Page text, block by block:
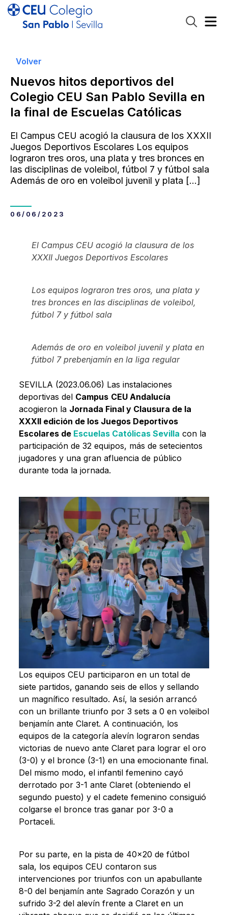
Volver
Nuevos hitos deportivos del
Colegio CEU San Pablo Sevilla en
la final de Escuelas Católicas
El Campus CEU acogió la clausura de los XXXII
Juegos Deportivos Escolares Los equipos
lograron tres oros, una plata y tres bronces en
las disciplinas de voleibol, fútbol 7 y fútbol sala
Además de oro en voleibol juvenil y plata […]
06/06/2023
El Campus CEU acogió la clausura de los
XXXII Juegos Deportivos Escolares
Los equipos lograron tres oros, una plata y
tres bronces en las disciplinas de voleibol,
fútbol 7 y fútbol sala
Además de oro en voleibol juvenil y plata en
fútbol 7 prebenjamín en la liga regular
SEVILLA (2023.06.06) Las instalaciones
deportivas del Campus CEU Andalucía
acogieron la Jornada Final y Clausura de la
XXXII edición de los Juegos Deportivos
Escolares de Escuelas Católicas Sevilla con la
participación de 32 equipos, más de setecientos
jugadores y una gran afluencia de público
durante toda la jornada.
Los equipos CEU participaron en un total de
siete partidos, ganando seis de ellos y sellando
un magnífico resultado. Así, la sesión arrancó
con un brillante triunfo por 3 sets a 0 en voleibol
benjamín ante Claret. A continuación, los
equipos de la categoría alevín lograron sendas
victorias de nuevo ante Claret para lograr el oro
(3-0) y el bronce (3-1) en una emocionante final.
Del mismo modo, el infantil femenino cayó
derrotado por 3-1 ante Claret (obteniendo el
segundo puesto) y el cadete femenino consiguió
colgarse el bronce tras ganar por 3-0 a
Portaceli.
Por su parte, en la pista de 40×20 de fútbol
sala, los equipos CEU contaron sus
intervenciones por triunfos con un apabullante
8-0 del benjamín ante Sagrado Corazón y un
sufrido 3-2 del alevín frente a Claret en un